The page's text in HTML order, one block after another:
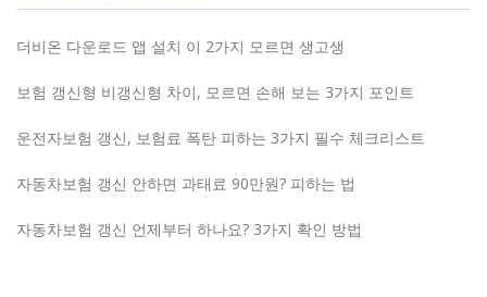
더비온 다운로드 앱 설치 이 2가지 모르면 생고생
보험 갱신형 비갱신형 차이, 모르면 손해 보는 3가지 포인트
운전자보험 갱신, 보험료 폭탄 피하는 3가지 필수 체크리스트
자동차보험 갱신 안하면 과태료 90만원? 피하는 법
자동차보험 갱신 언제부터 하나요? 3가지 확인 방법